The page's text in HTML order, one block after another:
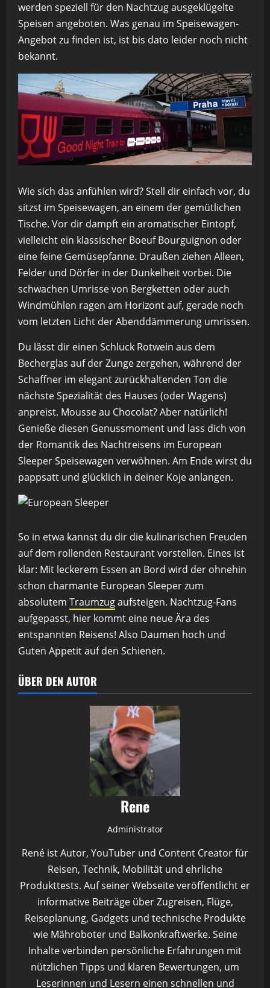
werden speziell für den Nachtzug ausgeklügelte
Speisen angeboten. Was genau im Speisewagen-
Angebot zu finden ist, ist bis dato leider noch nicht
bekannt.
Wie sich das anfühlen wird? Stell dir einfach vor, du
sitzst im Speisewagen, an einem der gemütlichen
Tische. Vor dir dampft ein aromatischer Eintopf,
vielleicht ein klassischer Boeuf Bourguignon oder
eine feine Gemüsepfanne. Draußen ziehen Alleen,
Felder und Dörfer in der Dunkelheit vorbei. Die
schwachen Umrisse von Bergketten oder auch
Windmühlen ragen am Horizont auf, gerade noch
vom letzten Licht der Abenddämmerung umrissen.
Du lässt dir einen Schluck Rotwein aus dem
Becherglas auf der Zunge zergehen, während der
Schaffner im elegant zurückhaltenden Ton die
nächste Spezialität des Hauses (oder Wagens)
anpreist. Mousse au Chocolat? Aber natürlich!
Genieße diesen Genussmoment und lass dich von
der Romantik des Nachtreisens im European
Sleeper Speisewagen verwöhnen. Am Ende wirst du
pappsatt und glücklich in deiner Koje anlangen.
So in etwa kannst du dir die kulinarischen Freuden
auf dem rollenden Restaurant vorstellen. Eines ist
klar: Mit leckerem Essen an Bord wird der ohnehin
schon charmante European Sleeper zum
absolutem Traumzugaufsteigen. Nachtzug-Fans
aufgepasst, hier kommt eine neue Ära des
entspannten Reisens! Also Daumen hoch und
Guten Appetit auf den Schienen.
ÜBER DEN AUTOR
Rene
Administrator
René ist Autor, YouTuber und Content Creator für
Reisen, Technik, Mobilität und ehrliche
Produkttests. Auf seiner Webseite veröffentlicht er
informative Beiträge über Zugreisen, Flüge,
Reiseplanung, Gadgets und technische Produkte
wie Mähroboter und Balkonkraftwerke. Seine
Inhalte verbinden persönliche Erfahrungen mit
nützlichen Tipps und klaren Bewertungen, um
Leserinnen und Lesern einen schnellen und